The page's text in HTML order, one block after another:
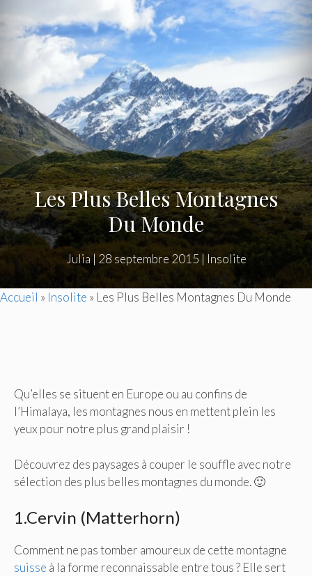
Les Plus Belles Montagnes
Du Monde
Julia| 28 septembre 2015 | Insolite
Accueil » Insolite » Les Plus Belles Montagnes Du Monde
Qu’elles se situent en Europe ou au confins de
l’Himalaya, les montagnes nous en mettent plein les
yeux pour notre plus grand plaisir !
Découvrez des paysages à couper le souffle avec notre
sélection des plus belles montagnes du monde. 🙂
1.Cervin (Matterhorn)
Comment ne pas tomber amoureux de cette montagne
suisse à la forme reconnaissable entre tous ? Elle sert